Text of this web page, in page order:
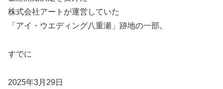
株式会社アートが運営していた
「アイ・ウエディング八重瀬」跡地の一部。
すでに
2025年3月29日